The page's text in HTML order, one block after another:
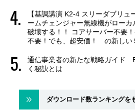
【基調講演 K2-4 スリーダブリ
ームチェンジャー無線機がロー
破壊する！！ コアサーバー不要
不要！でも、超安価！ の新しい
通信事業者の新たな戦略ガイド
く秘訣とは
ダウンロード数ランキングを